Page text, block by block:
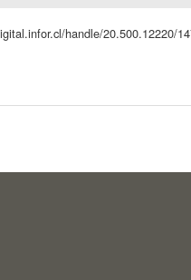
handle/20.500.12220/